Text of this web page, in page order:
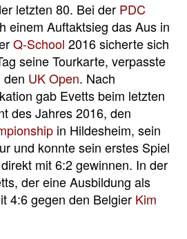
letzten 80. Bei der PDC
einem Auftaktsieg das Aus in
Q-School 2016 sicherte sich
seine Tourkarte, verpasste
den UK Open. Nach
gab Evetts beim letzten
des Jahres 2016, den
in Hildesheim, sein
und konnte sein erstes Spiel
direkt mit 6:2 gewinnen. In der
der eine Ausbildung als
4:6 gegen den Belgier Kim